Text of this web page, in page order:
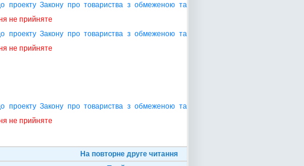
проекту Закону про товариства з обмеженою та
не прийняте
проекту Закону про товариства з обмеженою та
не прийняте
проекту Закону про товариства з обмеженою та
не прийняте
На повторне друге читання